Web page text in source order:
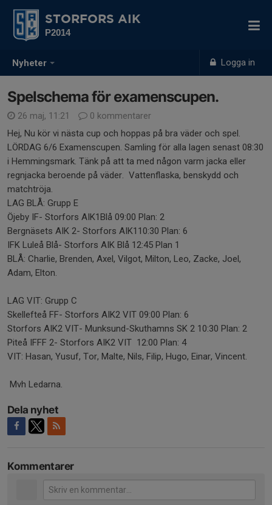
Nyheter Logga in
STORFORS AIK
P2014
Spelschema för examenscupen.
26 maj, 11:21
0 kommentarer
Hej, Nu kör vi nästa cup och hoppas på bra väder och spel.
LÖRDAG 6/6 Examenscupen. Samling för alla lagen senast 08:30
i Hemmingsmark. Tänk på att ta med någon varm jacka eller
regnjacka beroende på väder. Vattenflaska, benskydd och
matchtröja.
LAG BLÅ: Grupp E
Öjeby IF- Storfors AIK1Blå 09:00 Plan: 2
Bergnäsets AIK 2- Storfors AIK110:30 Plan: 6
IFK Luleå Blå- Storfors AIK Blå 12:45 Plan 1
BLÅ: Charlie, Brenden, Axel, Vilgot, Milton, Leo, Zacke, Joel,
Adam, Elton.
LAG VIT: Grupp C
Skellefteå FF- Storfors AIK2 VIT 09:00 Plan: 6
Storfors AIK2 VIT- Munksund-Skuthamns SK 2 10:30 Plan: 2
Piteå IFFF 2- Storfors AIK2 VIT 12:00 Plan: 4
VIT: Hasan, Yusuf, Tor, Malte, Nils, Filip, Hugo, Einar, Vincent.
Mvh Ledarna.
Dela nyhet
Kommentarer